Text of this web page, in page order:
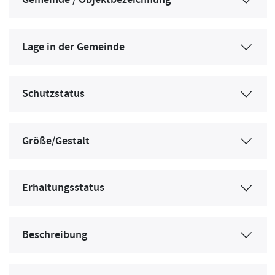
Lage in der Gemeinde
Schutzstatus
Größe/Gestalt
Erhaltungsstatus
Beschreibung